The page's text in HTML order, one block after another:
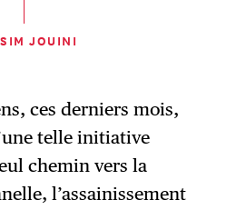
JOUINI
ces derniers mois,
telle initiative
chemin vers la
l’assainissement